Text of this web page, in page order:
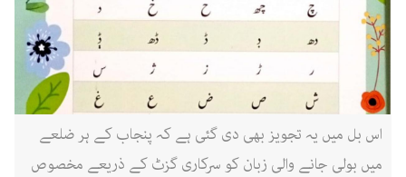
اس بل میں یہ تجویز بھی دی گئی ہے کہ پنجاب کے ہر ضلعے
میں بولی جانے والی زبان کو سرکاری گزٹ کے ذریعے مخصوص